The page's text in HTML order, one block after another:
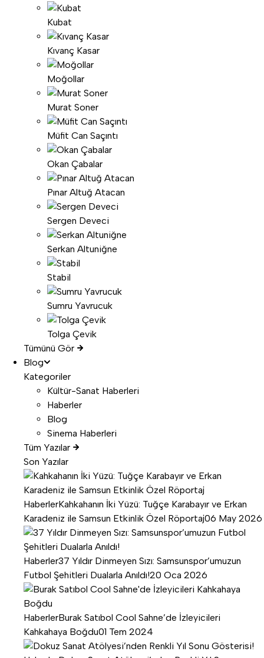
Kubat
Kıvanç Kasar
Moğollar
Murat Soner
Müfit Can Saçıntı
Okan Çabalar
Pınar Altuğ Atacan
Sergen Deveci
Serkan Altuniğne
Stabil
Sumru Yavrucuk
Tolga Çevik
Tümünü Gör
Blog
Kategoriler
Kültür-Sanat Haberleri
Haberler
Blog
Sinema Haberleri
Tüm Yazılar
Son Yazılar
HaberlerKahkahanın İki Yüzü: Tuğçe Karabayır ve Erkan
Karadeniz ile Samsun Etkinlik Özel Röportaj06 May 2026
Haberler37 Yıldır Dinmeyen Sızı: Samsunspor’umuzun
Futbol Şehitleri Dualarla Anıldı!20 Oca 2026
HaberlerBurak Satıbol Cool Sahne’de İzleyicileri
Kahkahaya Boğdu01 Tem 2024